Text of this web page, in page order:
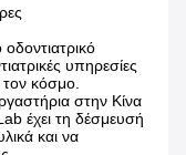
υπηρεσίες
κόσμο.
στην Κίνα
έχει τη δέσμευσή
και να